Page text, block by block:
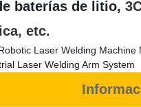
baterías de litio,
etc.